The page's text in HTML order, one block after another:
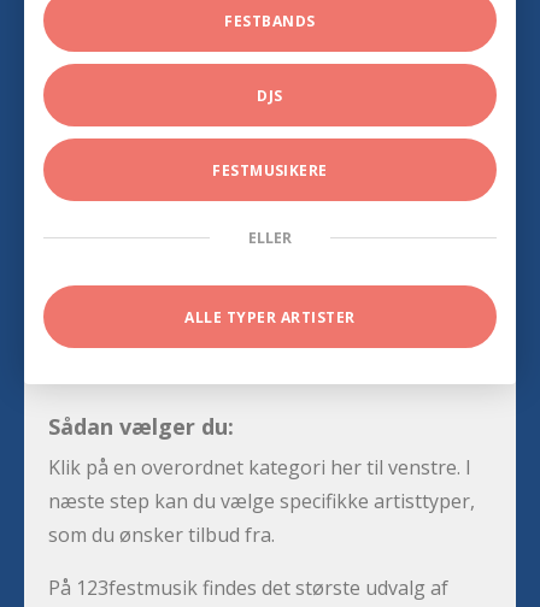
FESTBANDS
DJS
FESTMUSIKERE
ELLER
ALLE TYPER ARTISTER
Sådan vælger du:
Klik på en overordnet kategori her til venstre. I
næste step kan du vælge specifikke artisttyper,
som du ønsker tilbud fra.
På 123festmusik findes det største udvalg af